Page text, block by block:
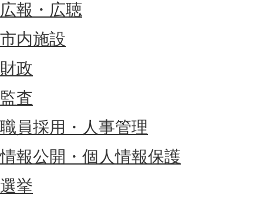
広報・広聴
市内施設
財政
監査
職員採用・人事管理
情報公開・個人情報保護
選挙